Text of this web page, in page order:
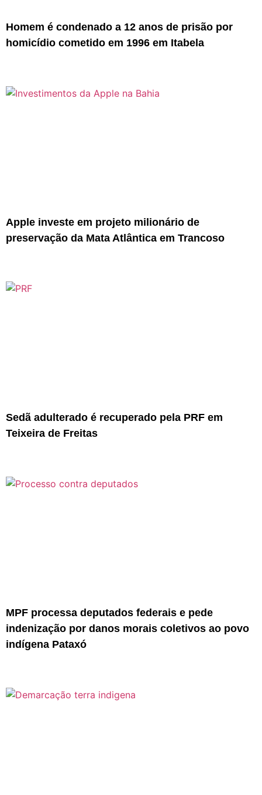
Homem é condenado a 12 anos de prisão por
homicídio cometido em 1996 em Itabela
Apple investe em projeto milionário de
preservação da Mata Atlântica em Trancoso
Sedã adulterado é recuperado pela PRF em
Teixeira de Freitas
MPF processa deputados federais e pede
indenização por danos morais coletivos ao povo
indígena Pataxó